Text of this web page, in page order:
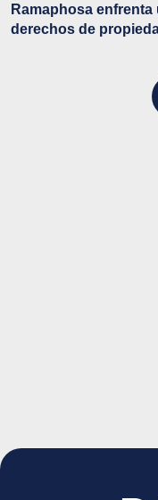
Ramaphosa
derechos de